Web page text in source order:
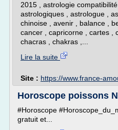
2015 , astrologie
astrologiques , astrologue ,
chinoise , avenir , balance ,
cancer , capricorne , cartes ,
chacras , chakras ,...
Lire la suite
Site : https://www.france-
Horoscope poissons
#Horoscope
gratuit et...